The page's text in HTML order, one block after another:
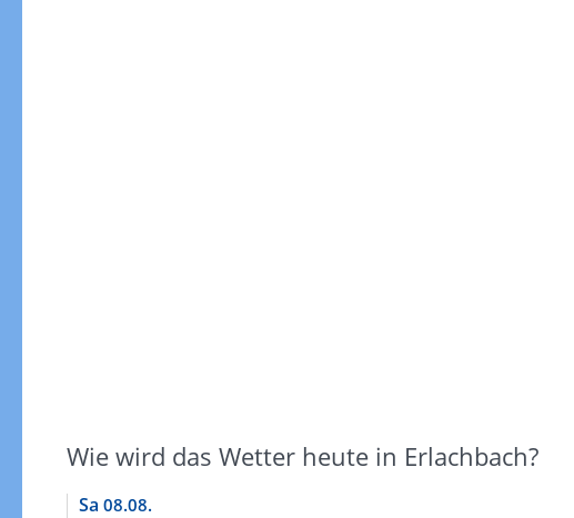
Wie wird das Wetter heute in Erlachbach?
Sa 08.08.
Zu den Unwetterwarnungen